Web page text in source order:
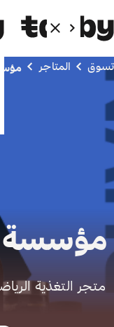
تسوق المتاجر
مؤسسة
متجر التغذية